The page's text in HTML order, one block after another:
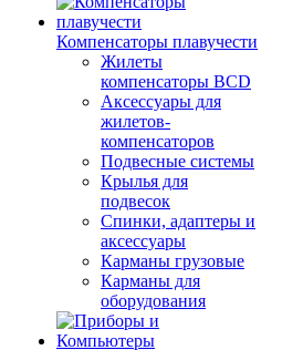
Компенсаторы плавучести
Жилеты
компенсаторы BCD
Аксессуары для
жилетов-
компенсаторов
Подвесные системы
Крылья для
подвесок
Спинки, адаптеры и
аксессуары
Карманы грузовые
Карманы для
оборудования